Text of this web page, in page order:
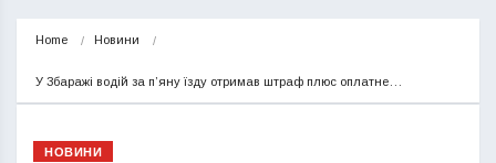
Home Новини
У Збаражі водій за п’яну їзду отримав штраф плюс оплатне…
НОВИНИ